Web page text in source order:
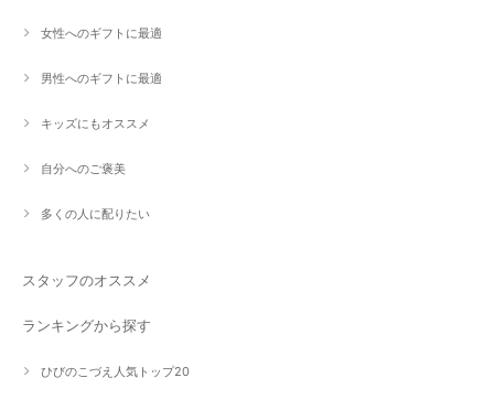
女性へのギフトに最適
男性へのギフトに最適
キッズにもオススメ
自分へのご褒美
多くの人に配りたい
スタッフのオススメ
ランキングから探す
ひびのこづえ人気トップ20